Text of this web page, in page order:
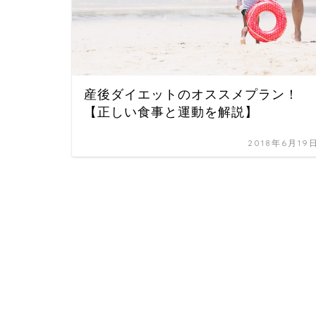
産後ダイエットのオススメプラン！
【正しい食事と運動を解説】
2018年6月19